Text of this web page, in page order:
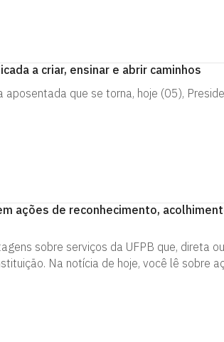
a criar, ensinar e abrir caminhos
aposentada que se torna, hoje (05),
ações de reconhecimento,
sobre serviços da UFPB que, direta
Na notícia de hoje, você lê sobre